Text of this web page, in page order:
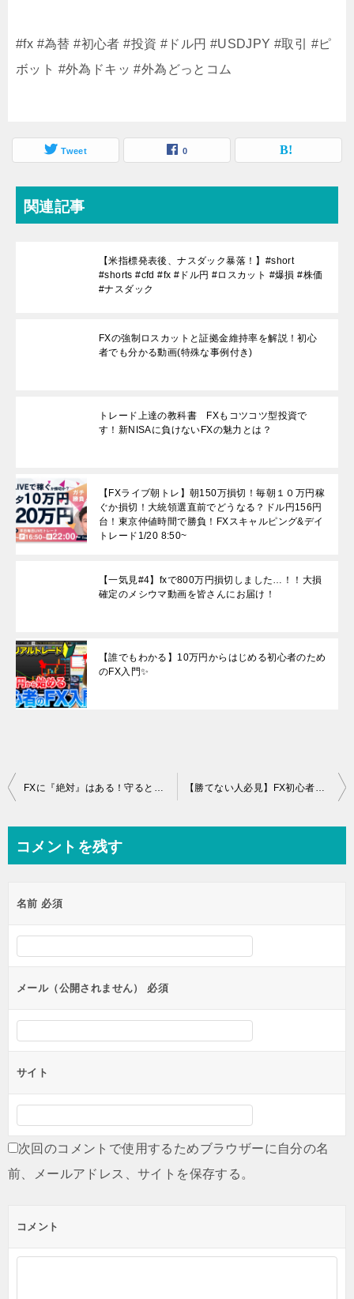
#fx #為替 #初心者 #投資 #ドル円 #USDJPY #取引 #ピ
ボット #外為ドキッ #外為どっとコム
Tweet 0
関連記事
【米指標発表後、ナスダック暴落！】#short
#shorts #cfd #fx #ドル円 #ロスカット #爆損 #株価
#ナスダック
FXの強制ロスカットと証拠金維持率を解説！初心
者でも分かる動画(特殊な事例付き)
トレード上達の教科書 FXもコツコツ型投資で
す！新NISAに負けないFXの魅力とは？
【FXライブ朝トレ】朝150万損切！毎朝１０万円稼
ぐか損切！大統領選直前でどうなる？ドル円156円
台！東京仲値時間で勝負！FXスキャルピング&デイ
トレード1/20 8:50~
【一気見#4】fxで800万円損切しました…！！大損
確定のメシウマ動画を皆さんにお届け！
【誰でもわかる】10万円からはじめる初心者のため
のFX入門✨
投
ビ
ー
シ
ョ
ン
FXに『絶対』はある！守ると少ししか負けないよ！ #fx #fx初心者 #fx手法 #ドル円 #fx勝ち方 #fx必勝法 #損切り 【勝てない人必見】FX初心者の9割が負ける理由と対策をすべて話します… #FX初心者
コメントを残す
名前 必須
メール（公開されません） 必須
サイト
次回のコメントで使用するためブラウザーに自分の名
前、メールアドレス、サイトを保存する。
コメント